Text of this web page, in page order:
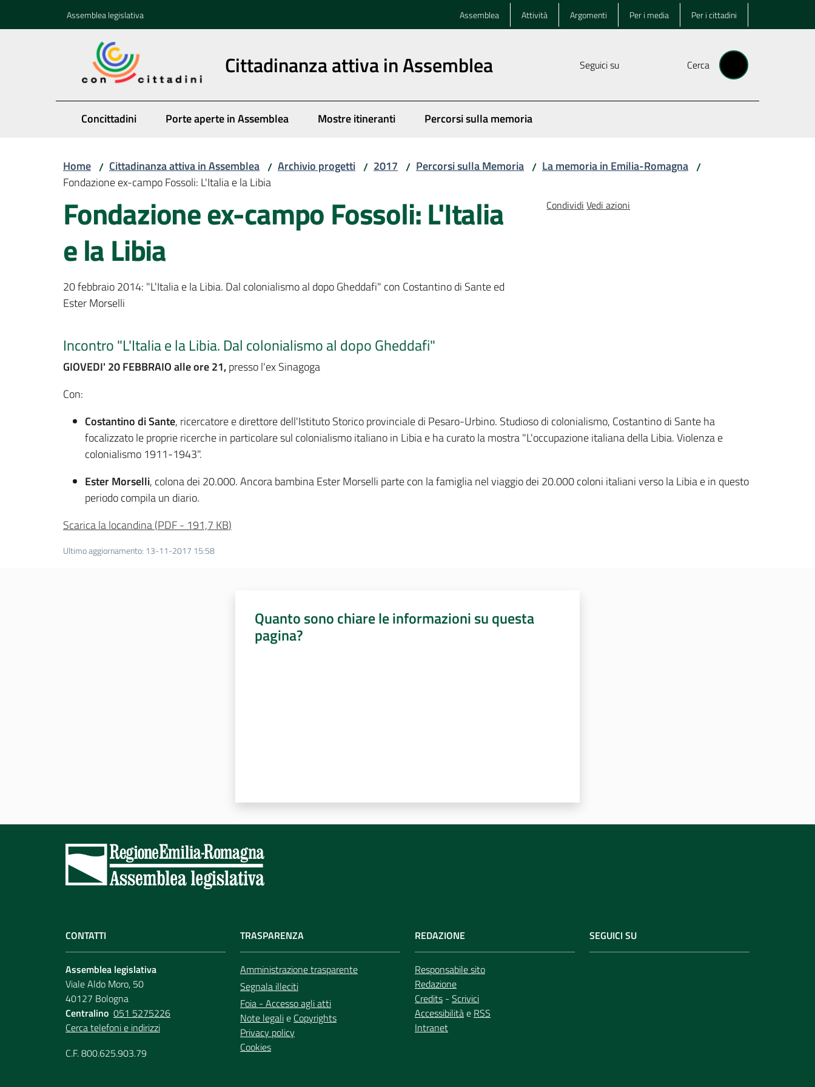
Assemblea legislativa Assemblea Attività Argomenti Per i media Per i cittadini
Cittadinanza attiva in Assemblea Seguici su Cerca
Concittadini Porte aperte in Assemblea Mostre itineranti Percorsi sulla memoria
Home / Cittadinanza attiva in Assemblea / Archivio progetti / 2017 / Percorsi sulla Memoria / La memoria in Emilia-Romagna /
Fondazione ex-campo Fossoli: L'Italia e la Libia
Fondazione ex-campo Fossoli: L'Italia
e la Libia
20 febbraio 2014: "L'Italia e la Libia. Dal colonialismo al dopo Gheddafi" con Costantino di Sante ed
Ester Morselli
Condividi Vedi azioni
Incontro "L'Italia e la Libia. Dal colonialismo al dopo Gheddafi"
GIOVEDI' 20 FEBBRAIO alle ore 21,presso l'ex Sinagoga
Con:
Costantino di Sante, ricercatore e direttore dell'Istituto Storico provinciale di Pesaro-Urbino. Studioso di colonialismo, Costantino di Sante ha
focalizzato le proprie ricerche in particolare sul colonialismo italiano in Libia e ha curato la mostra "L'occupazione italiana della Libia. Violenza e
colonialismo 1911-1943".
Ester Morselli, colona dei 20.000. Ancora bambina Ester Morselli parte con la famiglia nel viaggio dei 20.000 coloni italiani verso la Libia e in questo
periodo compila un diario.
Scarica la locandina(PDF- 191,7 KB)
Ultimo aggiornamento: 13-11-2017 15:58
Quanto sono chiare le informazioni su questa
pagina?
CONTATTI
Assemblea legislativa
Viale Aldo Moro, 50
40127 Bologna
Centralino 051 5275226
Cerca telefoni e indirizzi
C.F. 800.625.903.79
TRASPARENZA
Amministrazione trasparente
Segnala illeciti
Foia - Accesso agli atti
Note legalie Copyrights
Privacy policy
Cookies
REDAZIONE
Responsabile sito
Redazione
Credits - Scrivici
Accessibilitàe RSS
Intranet
SEGUICI SU